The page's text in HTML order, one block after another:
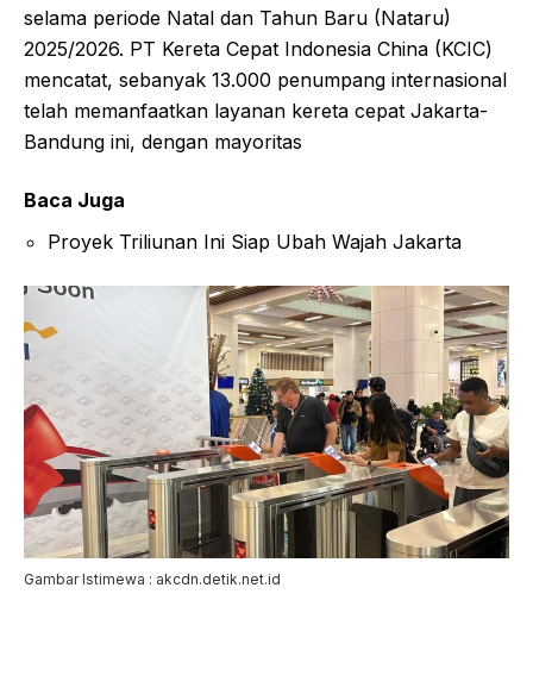
selama periode Natal dan Tahun Baru (Nataru)
2025/2026. PT Kereta Cepat Indonesia China (KCIC)
mencatat, sebanyak 13.000 penumpang internasional
telah memanfaatkan layanan kereta cepat Jakarta-
Bandung ini, dengan mayoritas
Baca Juga
Proyek Triliunan Ini Siap Ubah Wajah Jakarta
Gambar Istimewa : akcdn.detik.net.id